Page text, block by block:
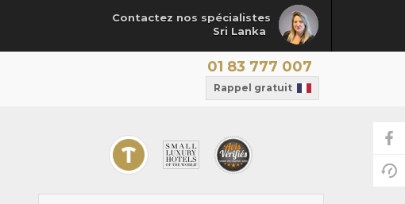
Contactez nos spécialistes
Sri Lanka
01 83 777 007
Rappel gratuit